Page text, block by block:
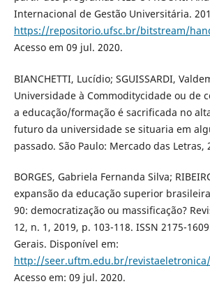
Internacional de Gestão Universitária.
https://repositorio.ufsc.br/bitstream/
Acesso em 09 jul. 2020.
BIANCHETTI, Lucídio; SGUISSARDI,
Universidade à Commoditycidade ou de
a educação/formação é sacrificada no
futuro da universidade se situaria em
passado. São Paulo: Mercado das Letras,
BORGES, Gabriela Fernanda Silva;
expansão da educação superior
90: democratização ou massificação?
12, n. 1, 2019, p. 103-118. ISSN 2175-
Gerais. Disponível em:
http://seer.uftm.edu.br/
Acesso em: 09 jul. 2020.